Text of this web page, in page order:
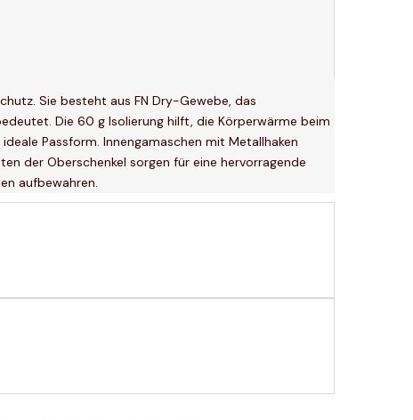
Sie besteht aus FN Dry-Gewebe, das
Die 60 g Isolierung hilft, die Körperwärme beim
Passform. Innengamaschen mit Metallhaken
der Oberschenkel sorgen für eine hervorragende
aufbewahren.